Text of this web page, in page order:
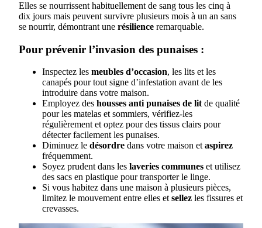
Elles se nourrissent habituellement de sang tous les cinq à
dix jours mais peuvent survivre plusieurs mois à un an sans
se nourrir, démontrant une résilience remarquable.
Pour prévenir l’invasion des punaises :
Inspectez les meubles d’occasion, les lits et les
canapés pour tout signe d’infestation avant de les
introduire dans votre maison.
Employez des housses anti punaises de litde qualité
pour les matelas et sommiers, vérifiez-les
régulièrement et optez pour des tissus clairs pour
détecter facilement les punaises.
Diminuez le désordre dans votre maison etaspirez
fréquemment.
Soyez prudent dans les laveries communes et utilisez
des sacs en plastique pour transporter le linge.
Si vous habitez dans une maison à plusieurs pièces,
limitez le mouvement entre elles etsellez les fissures et
crevasses.